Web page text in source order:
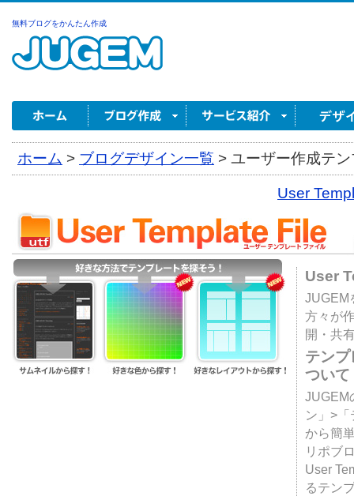
無料ブログをかんたん作成
ホーム > ブログデザイン一覧 > ユーザー作成テ
User
User
JUGEM
方々が
開・共
テン
ついて
JUGEM
ン」>
から簡
リポブ
User
るテン